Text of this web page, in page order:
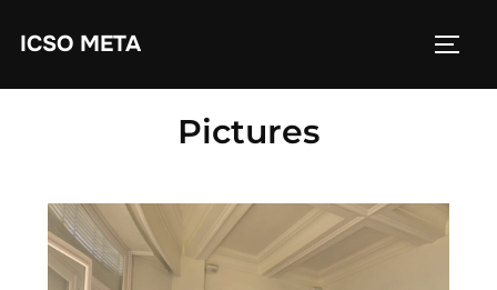
ICSO META
Pictures